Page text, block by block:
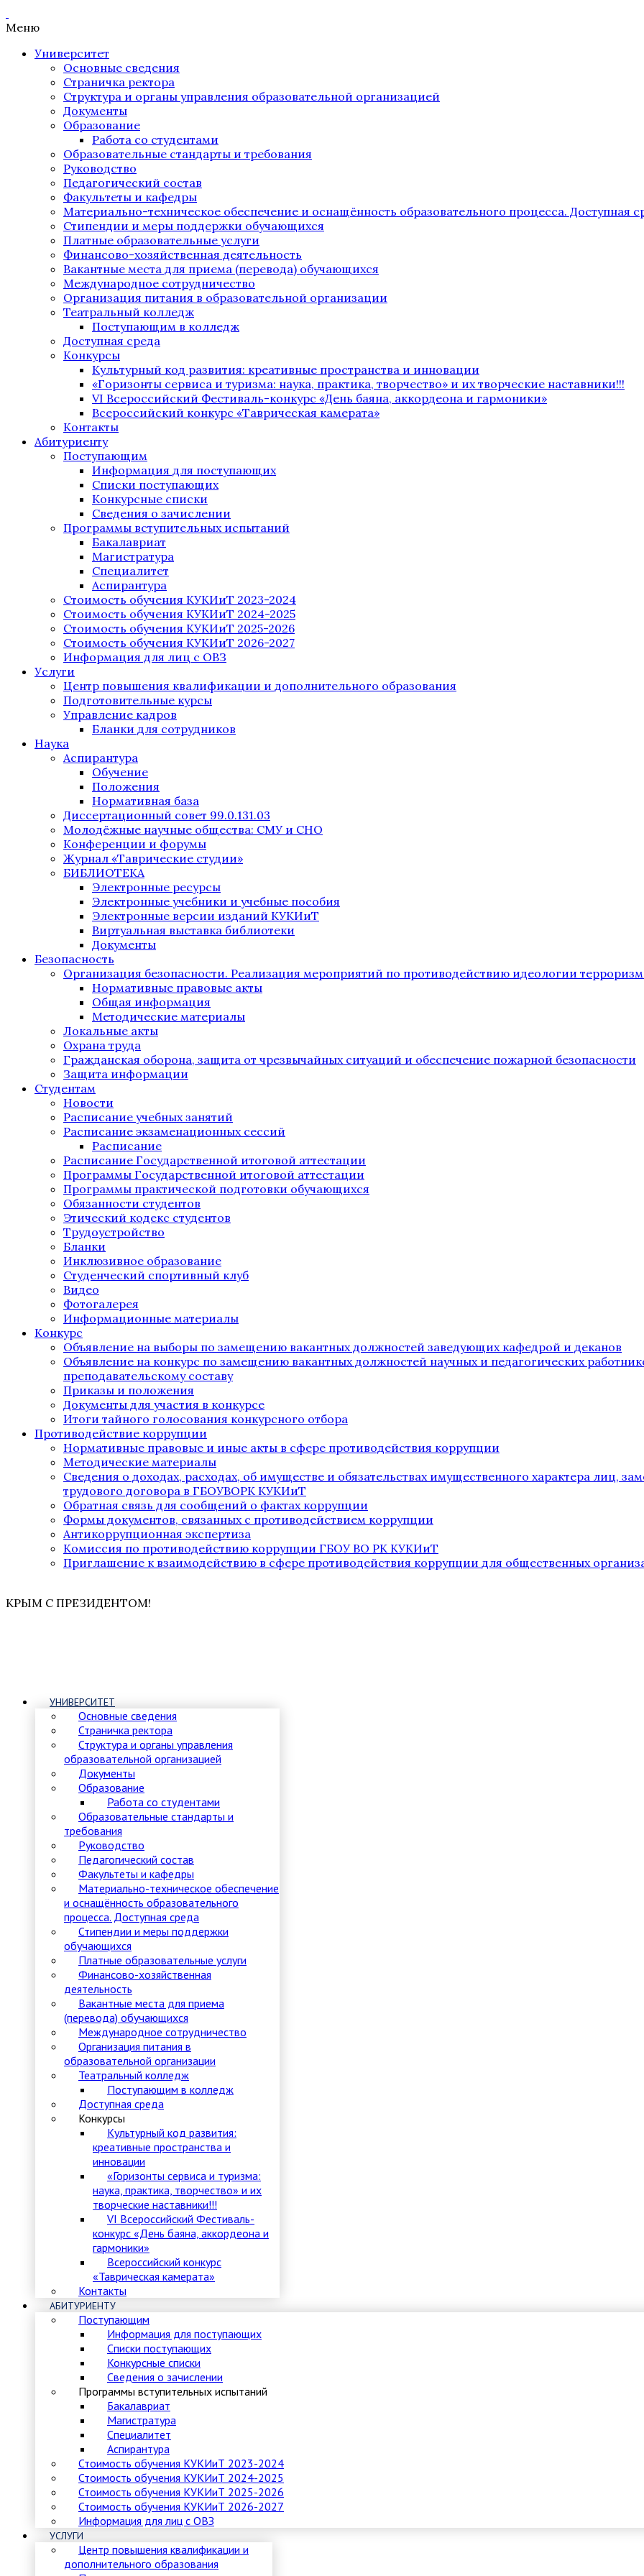
Меню
Университет
Основные сведения
Страничка ректора
Структура и органы управления образовательной организацией
Документы
Образование
Работа со студентами
Образовательные стандарты и требования
Руководство
Педагогический состав
Факультеты и кафедры
Материально-техническое обеспечение и оснащённость образовательного процесса. Доступная
Стипендии и меры поддержки обучающихся
Платные образовательные услуги
Финансово-хозяйственная деятельность
Вакантные места для приема (перевода) обучающихся
Международное сотрудничество
Организация питания в образовательной организации
Театральный колледж
Поступающим в колледж
Доступная среда
Конкурсы
Культурный код развития: креативные пространства и инновации
«Горизонты сервиса и туризма: наука, практика, творчество» и их творческие наставники!!!
VI Всероссийский Фестиваль-конкурс «День баяна, аккордеона и гармоники»
Всероссийский конкурс «Таврическая камерата»
Контакты
Абитуриенту
Поступающим
Информация для поступающих
Списки поступающих
Конкурсные списки
Сведения о зачислении
Программы вступительных испытаний
Бакалавриат
Магистратура
Специалитет
Аспирантура
Стоимость обучения КУКИиТ 2023-2024
Стоимость обучения КУКИиТ 2024-2025
Стоимость обучения КУКИиТ 2025-2026
Стоимость обучения КУКИиТ 2026-2027
Информация для лиц с ОВЗ
Услуги
Центр повышения квалификации и дополнительного образования
Подготовительные курсы
Управление кадров
Бланки для сотрудников
Наука
Аспирантура
Обучение
Положения
Нормативная база
Диссертационный совет 99.0.131.03
Молодёжные научные общества: СМУ и СНО
Конференции и форумы
Журнал «Таврические студии»
БИБЛИОТЕКА
Электронные ресурсы
Электронные учебники и учебные пособия
Электронные версии изданий КУКИиТ
Виртуальная выставка библиотеки
Документы
Безопасность
Организация безопасности. Реализация мероприятий по противодействию идеологии
Нормативные правовые акты
Общая информация
Методические материалы
Локальные акты
Охрана труда
Гражданская оборона, защита от чрезвычайных ситуаций и обеспечение пожарной безопасности
Защита информации
Студентам
Новости
Расписание учебных занятий
Расписание экзаменационных сессий
Расписание
Расписание Государственной итоговой аттестации
Программы Государственной итоговой аттестации
Программы практической подготовки обучающихся
Обязанности студентов
Этический кодекс студентов
Трудоустройство
Бланки
Инклюзивное образование
Студенческий спортивный клуб
Видео
Фотогалерея
Информационные материалы
Конкурс
Объявление на выборы по замещению вакантных должностей заведующих кафедрой и деканов
Объявление на конкурс по замещению вакантных должностей научных и педагогических
преподавательскому составу
Приказы и положения
Документы для участия в конкурсе
Итоги тайного голосования конкурсного отбора
Противодействие коррупции
Нормативные правовые и иные акты в сфере противодействия коррупции
Методические материалы
Сведения о доходах, расходах, об имуществе и обязательствах имущественного характера лиц,
трудового договора в ГБОУВОРК КУКИиТ
Обратная связь для сообщений о фактах коррупции
Формы документов, связанных с противодействием коррупции
Антикоррупционная экспертиза
Комиссия по противодействию коррупции ГБОУ ВО РК КУКИиТ
Приглашение к взаимодействию в сфере противодействия коррупции для общественных
КРЫМ С ПРЕЗИДЕНТОМ!
УНИВЕРСИТЕТ
Основные сведения
Страничка ректора
Структура и органы управления
образовательной организацией
Документы
Образование
Работа со студентами
Образовательные стандарты и
требования
Руководство
Педагогический состав
Факультеты и кафедры
Материально-техническое обеспечение
и оснащённость образовательного
процесса. Доступная среда
Стипендии и меры поддержки
обучающихся
Платные образовательные услуги
Финансово-хозяйственная
деятельность
Вакантные места для приема
(перевода) обучающихся
Международное сотрудничество
Организация питания в
образовательной организации
Театральный колледж
Поступающим в колледж
Доступная среда
Конкурсы
Культурный код развития:
креативные пространства и
инновации
«Горизонты сервиса и туризма:
наука, практика, творчество» и их
творческие наставники!!!
VI Всероссийский Фестиваль-
конкурс «День баяна, аккордеона и
гармоники»
Всероссийский конкурс
«Таврическая камерата»
Контакты
АБИТУРИЕНТУ
Поступающим
Информация для поступающих
Списки поступающих
Конкурсные списки
Сведения о зачислении
Программы вступительных испытаний
Бакалавриат
Магистратура
Специалитет
Аспирантура
Стоимость обучения КУКИиТ 2023-2024
Стоимость обучения КУКИиТ 2024-2025
Стоимость обучения КУКИиТ 2025-2026
Стоимость обучения КУКИиТ 2026-2027
Информация для лиц с ОВЗ
УСЛУГИ
Центр повышения квалификации и
дополнительного образования